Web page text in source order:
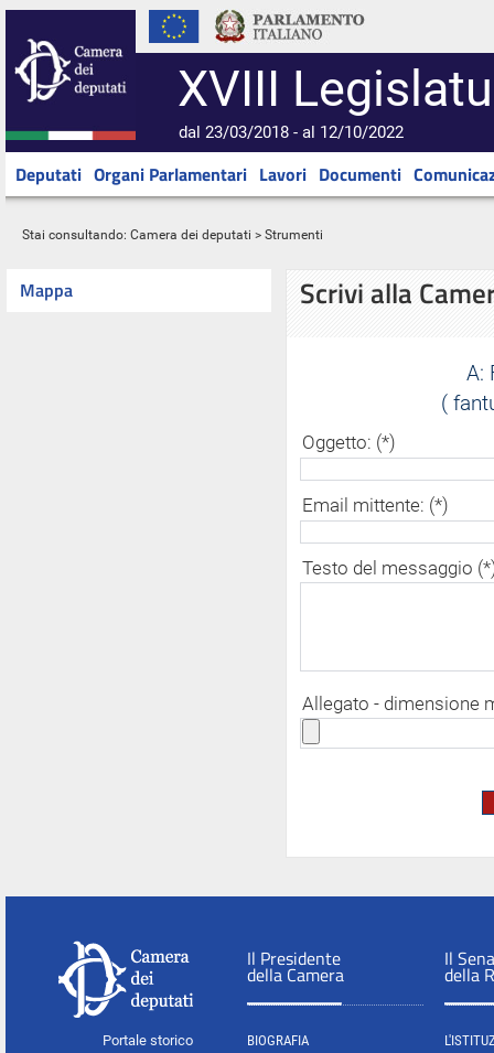
XVIII
dal 23/03/2018 - al 12/10/2022
Deputati Organi Parlamentari Lavori Documenti
Stai consultando: Camera dei deputati > Strumenti
Mappa Scrivi alla
A:
(
Oggetto: (*)
Email mittente: (*)
Testo del messaggio
Allegato - dimensione
Portale storico
Il Presidente
della Camera
BIOGRAFIA
Il
della